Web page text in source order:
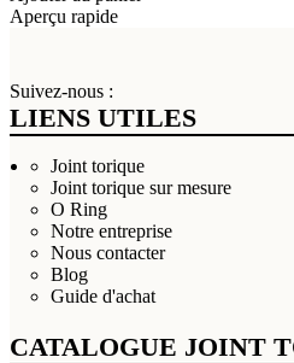
Aperçu rapide
Suivez-nous :
LIENS UTILES
Joint torique
Joint torique sur mesure
O Ring
Notre entreprise
Nous contacter
Blog
Guide d'achat
CATALOGUE JOINT